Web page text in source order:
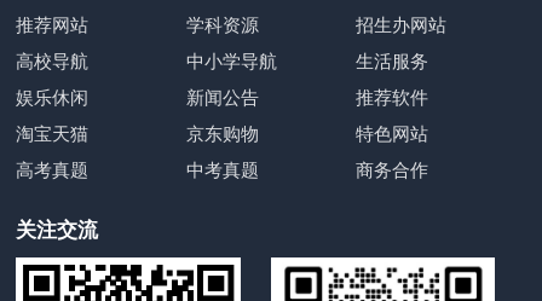
推荐网站 学科资源
招生办网站
高校导航
中小学导航
生活服务
娱乐休闲
新闻公告
推荐软件
淘宝天猫
京东购物
特色网站
高考真题
中考真题 商务合作
关注交流